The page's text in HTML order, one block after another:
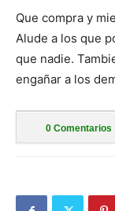
Que compra y
Alude a los que
que nadie.
engañar a los
0 Comentarios